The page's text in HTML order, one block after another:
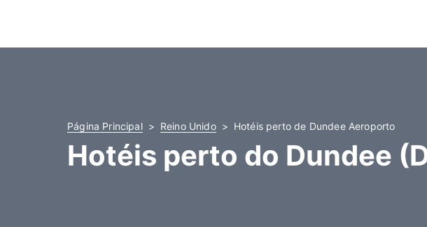
Página Principal Reino Unido Hotéis perto de Dundee Aeroporto
Hotéis perto do Dundee